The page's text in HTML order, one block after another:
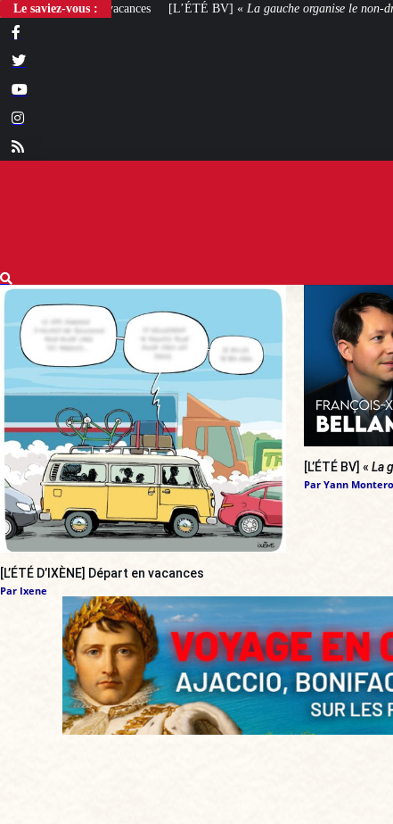
Le saviez-vous :
[L’ÉTÉ BV] «La gauche organise le non-droit» [VOTRE AVIS]
[L’ÉTÉ D’IXÈNE] Départ en vacances
Par Ixene
[L’ÉTÉ BV] « La
Par Yann Montero